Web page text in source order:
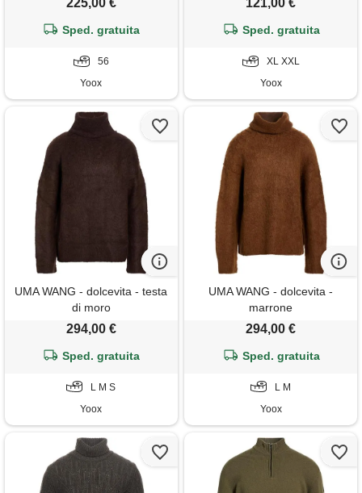
225,00 €
Sped. gratuita
56
Yoox
121,00 €
Sped. gratuita
XL XXL
Yoox
UMA WANG - dolcevita - testa
di moro
294,00 €
Sped. gratuita
L M S
Yoox
UMA WANG - dolcevita -
marrone
294,00 €
Sped. gratuita
L M
Yoox